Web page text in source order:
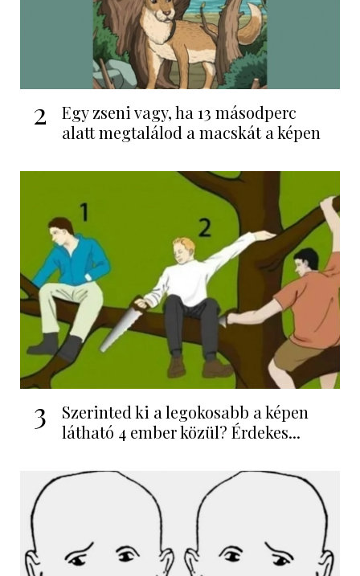
2
Egy zseni vagy, ha 13 másodperc
alatt megtalálod a macskát a képen
3
Szerinted ki a legokosabb a képen
látható 4 ember közül? Érdekes...